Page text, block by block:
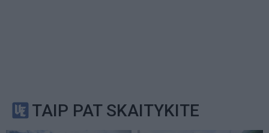
TAIP PAT SKAITYKITE